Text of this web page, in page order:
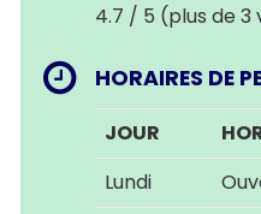
4.7 / 5 (plus de 3
HORAIRES DE
JOUR
Lundi